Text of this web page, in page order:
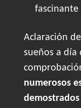
Aclaración
sueños a día
numerosos
demostrados